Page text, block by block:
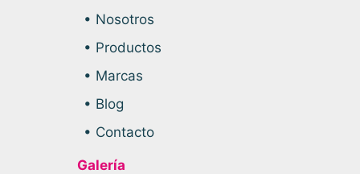
• Nosotros
• Productos
• Marcas
• Blog
• Contacto
Galería